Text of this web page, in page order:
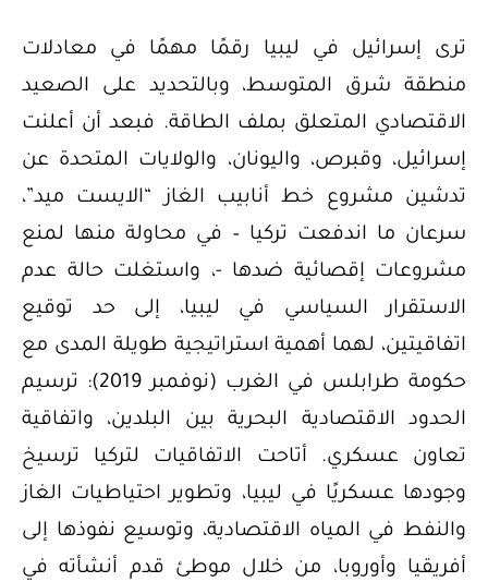
ترى إسرائيل في ليبيا رقمًا مهمًا في معادلات
منطقة شرق المتوسط، وبالتحديد على الصعيد
الاقتصادي المتعلق بملف الطاقة. فبعد أن أعلنت
إسرائيل، وقبرص، واليونان، والولايات المتحدة عن
تدشين مشروع خط أنابيب الغاز “الايست ميد”،
سرعان ما اندفعت تركيا – في محاولة منها لمنع
مشروعات إقصائية ضدها -، واستغلت حالة عدم
الاستقرار السياسي في ليبيا، إلى حد توقيع
اتفاقيتين، لهما أهمية استراتيجية طويلة المدى مع
حكومة طرابلس في الغرب (نوفمبر 2019): ترسيم
الحدود الاقتصادية البحرية بين البلدين، واتفاقية
تعاون عسكري. أتاحت الاتفاقيات لتركيا ترسيخ
وجودها عسكريًا في ليبيا، وتطوير احتياطيات الغاز
والنفط في المياه الاقتصادية، وتوسيع نفوذها إلى
أفريقيا وأوروبا، من خلال موطئ قدم أنشأته في